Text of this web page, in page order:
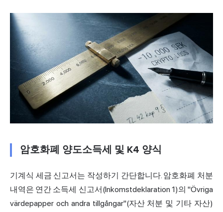
암호화폐 양도소득세 및 K4 양식
기계식 세금 신고서는 작성하기 간단합니다. 암호화폐 처분
내역은 연간 소득세 신고서(Inkomstdeklaration 1)의 "Övriga
värdepapper och andra tillgångar"(자산 처분 및 기타 자산)